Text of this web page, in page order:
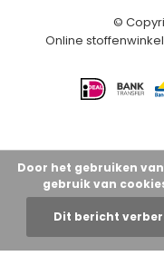
©
Online
Door het gebruiken
gebruik van
Dit bericht